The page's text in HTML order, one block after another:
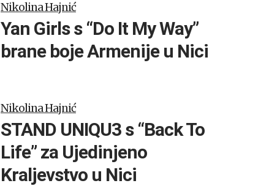
Nikolina Hajnić
Yan Girls s “Do It My Way”
brane boje Armenije u Nici
Nikolina Hajnić
STAND UNIQU3 s “Back To
Life” za Ujedinjeno
Kraljevstvo u Nici